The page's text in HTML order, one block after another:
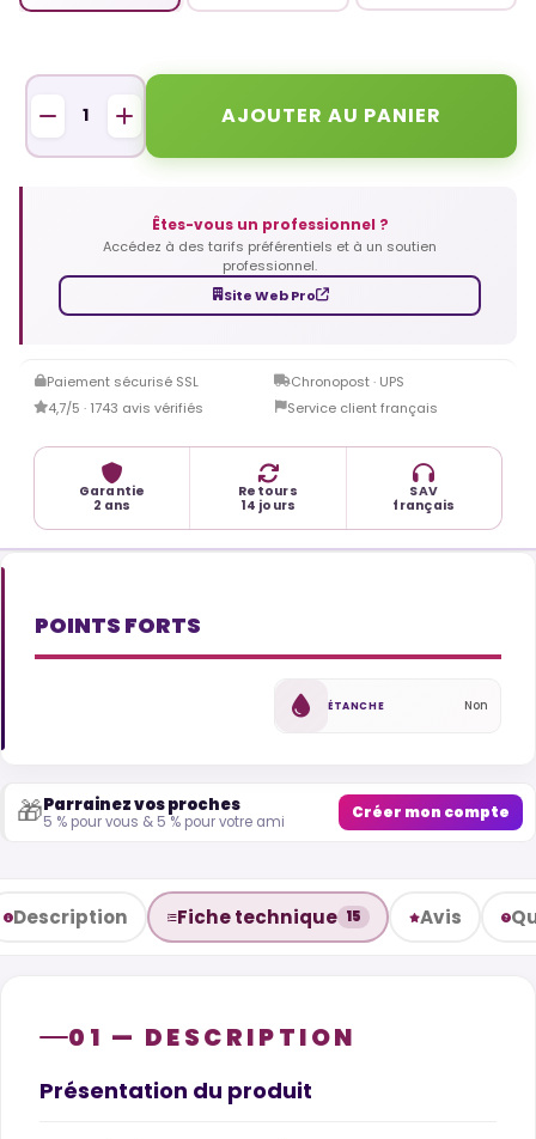
AJOUTER AU PANIER
Êtes-vous un professionnel ?
Accédez à des tarifs préférentiels et à un soutien
professionnel.
Site Web Pro
Paiement sécurisé SSL
Chronopost · UPS
4,7/5 · 1743 avis vérifiés
Service client français
Garantie
2 ans
Retours
14 jours
SAV
français
POINTS FORTS
ÉTANCHE Non
🎁Parrainez vos proches
5 % pour vous & 5 % pour votre ami Créer mon compte
Description Fiche technique 15 Avis
01 — DESCRIPTION
Présentation du produit